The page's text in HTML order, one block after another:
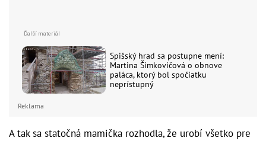
Spišský hrad sa postupne mení:
Martina Šimkovičová o obnove
paláca, ktorý bol spočiatku
neprístupný
Reklama
A tak sa statočná mamička rozhodla, že urobí všetko pre